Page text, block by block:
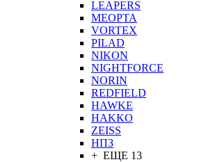
LEAPERS
MEOPTA
VORTEX
PILAD
NIKON
NIGHTFORCE
NORIN
REDFIELD
HAWKE
HAKKO
ZEISS
НПЗ
+ ЕЩЕ 13